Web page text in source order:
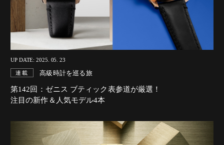
UP DATE: 2025. 05. 23
連載 高級時計を巡る旅
第142回：ゼニス ブティック表参道が厳選！
注目の新作＆人気モデル4本